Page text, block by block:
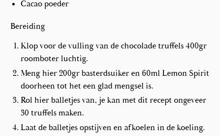
Cacao poeder
Bereiding
Klop voor de vulling van de chocolade truffels 400gr
roomboter luchtig.
Meng hier 200gr basterdsuiker en 60ml Lemon Spirit
doorheen tot het een glad mengsel is.
Rol hier balletjes van, je kan met dit recept ongeveer
30 truffels maken.
Laat de balletjes opstijven en afkoelen in de koeling.